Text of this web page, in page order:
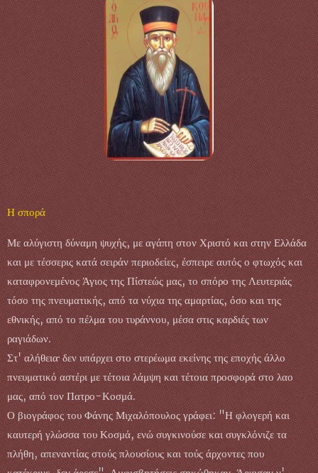
Η σπορά
Με αλύγιστη δύναμη ψυχής, με αγάπη στον Χριστό και στην Ελλάδα
και με τέσσερις κατά σειράν περιοδείες, έσπειρε αυτός ο φτωχός και
καταφρονεμένος Άγιος της Πίστεώς μας, το σπόρο της Λευτεριάς
τόσο της πνευματικής, από τα νύχια της αμαρτίας, όσο και της
εθνικής, από το πέλμα του τυράννου, μέσα στις καρδιές των
ραγιάδων.
Στ' αλήθεια· δεν υπάρχει στο στερέωμα εκείνης της εποχής άλλο
πνευματικό αστέρι με τέτοια λάμψη και τέτοια προσφορά στο λαο
μας, από τον Πατρο-Κοσμά.
Ο βιογράφος του Φάνης Μιχαλόπουλος γράφει: "Η φλογερή και
καυτερή γλώσσα του Κοσμά, ενώ συγκινούσε και συγκλόνιζε τα
πλήθη, απεναντίας στούς πλουσίους και τούς άρχοντες που